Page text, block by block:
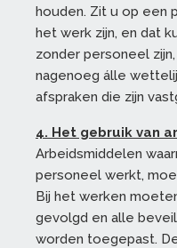
houden. Zit u op een
het werk zijn, en dat
zonder personeel
nagenoeg álle
afspraken die zijn
4. Het gebruik van
Arbeidsmiddelen
personeel werkt,
Bij het werken
gevolgd en alle
worden toegepast.